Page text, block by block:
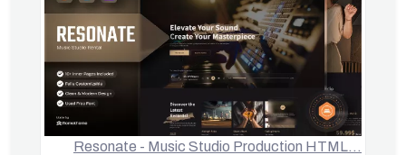
Resonate - Music Studio Production HTML…